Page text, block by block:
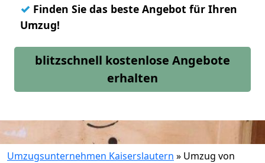
✓ Finden Sie das beste Angebot für Ihren
Umzug!
blitzschnell kostenlose Angebote
erhalten
Umzugsunternehmen Kaiserslautern » Umzug von